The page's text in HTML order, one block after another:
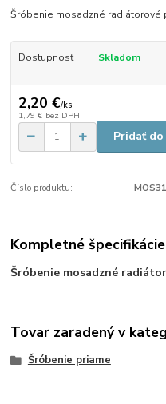
Šróbenie mosadzné radiátorové
Dostupnosť Skladom
2,20 €/ks
1,79 € bez DPH
Pridať
Číslo produktu:
Kompletné špecifikácie
Šróbenie mosadzné
Tovar zaradený v
Šróbenie priame